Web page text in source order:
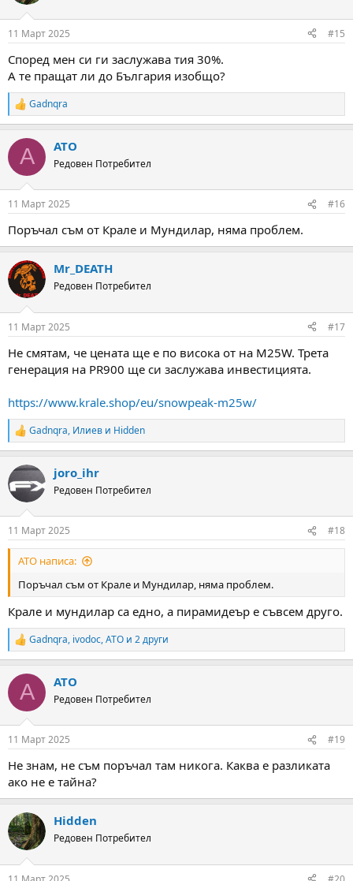
11 Март 2025 #15
Според мен си ги заслужава тия 30%.
А те пращат ли до България изобщо?
R
e
c
i
s
Gadnqra
A ATO
Редовен Потребител
11 Март 2025 #16
Поръчал съм от Крале и Мундилар, няма проблем.
Mr_DEATH
Редовен Потребител
11 Март 2025 #17
Не смятам, че цената ще е по висока от на M25W. Трета
генерация на PR900 ще си заслужава инвестицията.
https://www.krale.shop/eu/snowpeak-m25w/
R
e
c
t
i
s
:
Gadnqra, Илиев и Hidden
joro_ihr
Редовен Потребител
11 Март 2025 #18
ATO написа:
Поръчал съм от Крале и Мундилар, няма проблем.
Крале и мундилар са едно, а пирамидеър е съвсем друго.
R
e
c
i
s
Gadnqra, ivodoc,ATO и 2 други
A ATO
Редовен Потребител
11 Март 2025 #19
Не знам, не съм поръчал там никога. Каква е разликата
ако не е тайна?
Hidden
Редовен Потребител